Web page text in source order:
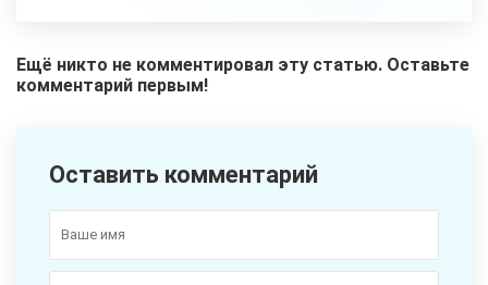
Ещё никто не комментировал эту статью. Оставьте
комментарий первым!
Оставить комментарий